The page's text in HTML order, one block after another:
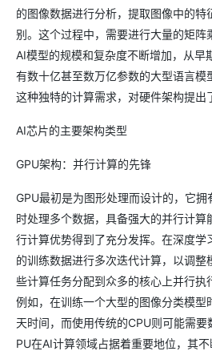
的图像数据进行分析，提取图像中的特
别。这个过程中，需要进行大量的矩阵
AI模型的规模和复杂度不断增加，从早
有数十亿甚至数万亿参数的大型语言模
这种独特的计算需求，对硬件架构提出
AI芯片的主要架构类型
GPU架构：并行计算的先锋
GPU最初是为图形处理而设计的，它
时处理多个数据，具备强大的并行计算
行计算优势得到了充分发挥。在深度学
的训练数据进行多次迭代计算，以调整
些计算任务分配到众多的核心上并行执
例如，在训练一个大型的图像分类模型
天时间，而使用传统的CPU则可能需
PU在AI计算领域占据着重要地位，其